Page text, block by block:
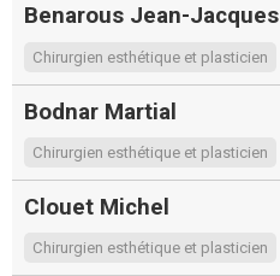
Benarous Jean-Jacques
Chirurgien esthétique et plasticien
Bodnar Martial
Chirurgien esthétique et plasticien
Clouet Michel
Chirurgien esthétique et plasticien